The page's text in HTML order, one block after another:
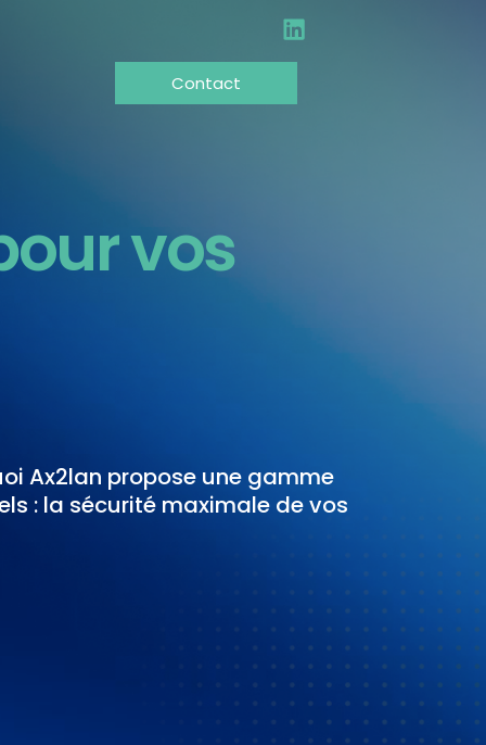
Contact
vos
Ax2lan propose une gamme
: la sécurité maximale de vos